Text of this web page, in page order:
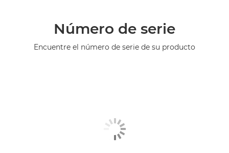
Número de serie
Encuentre el número de serie de su producto